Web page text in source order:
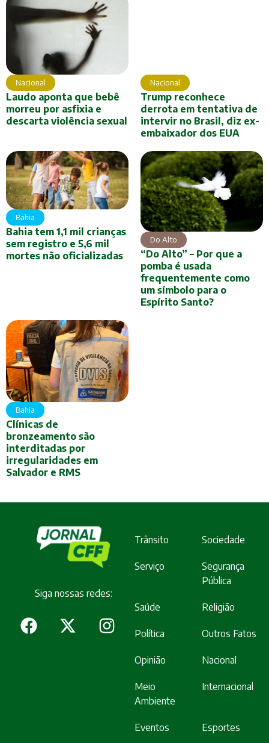
Nacional
Laudo aponta que bebê
morreu por asfixia e
descarta violência sexual
Nacional
Trump reconhece
derrota em tentativa de
intervir no Brasil, diz ex-
embaixador dos EUA
Bahia
Bahia tem 1,1 mil crianças
sem registro e 5,6 mil
mortes não oficializadas
Do Alto
“Do Alto” – Por que a
pomba é usada
frequentemente como
um símbolo para o
Espírito Santo?
Bahia
Clínicas de
bronzeamento são
interditadas por
irregularidades em
Salvador e RMS
Siga nossas redes:
Trânsito Sociedade
Serviço
Segurança
Pública
Saúde Religião
Política Outros Fatos
Opinião Nacional
Meio
Ambiente
Internacional
Eventos Esportes